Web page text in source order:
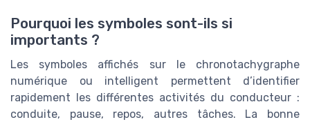
Pourquoi les symboles sont-ils si
importants ?
Les symboles affichés sur le chronotachygraphe
numérique ou intelligent permettent d’identifier
rapidement les différentes activités du conducteur :
conduite, pause, repos, autres tâches. La bonne